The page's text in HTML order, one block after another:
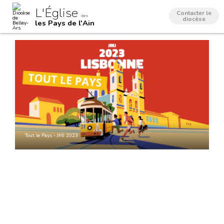
contenu.
Outils
personnels
L'Église dans
les Pays de l'Ain
Contacter le
diocèse
Tout le Pays - JMJ 2023